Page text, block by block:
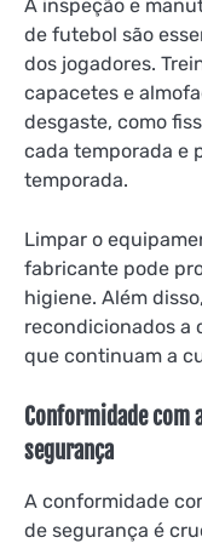
A inspeção e
de futebol são
dos jogadores.
capacetes e
desgaste, como
cada temporada e
temporada.
Limpar o
fabricante pode
higiene. Além
recondicionados a
que continuam a
Conformidade com
segurança
A conformidade
de segurança é